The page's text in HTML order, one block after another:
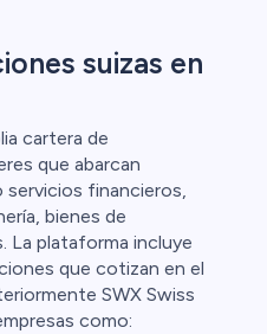
suizas en
cartera de
que abarcan
servicios financieros,
bienes de
La plataforma incluye
que cotizan en el
SWX Swiss
como: